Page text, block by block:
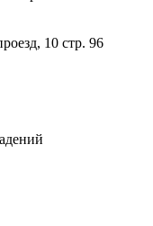
10 стр. 96